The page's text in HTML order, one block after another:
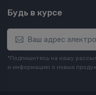
Будь в курсе
*Подпишитесь на нашу
и информацию о новых